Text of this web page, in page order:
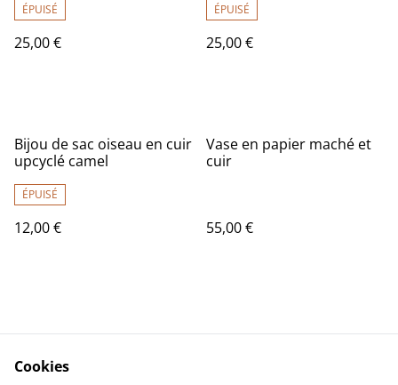
ÉPUISÉ
25,00 €
ÉPUISÉ
25,00 €
Bijou de sac oiseau en cuir
upcyclé camel
ÉPUISÉ
12,00 €
Vase en papier maché et
cuir
55,00 €
Cookies